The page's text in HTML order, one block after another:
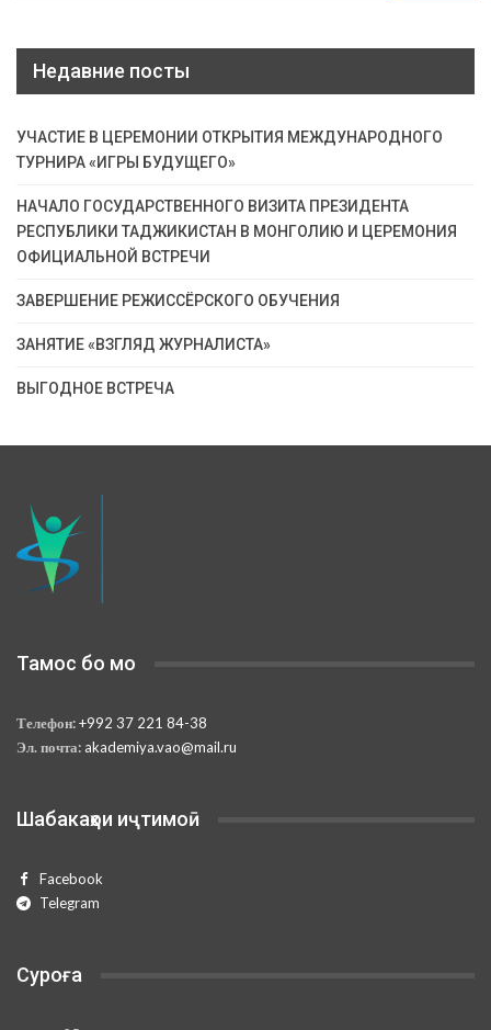
Недавние посты
УЧАСТИЕ В ЦЕРЕМОНИИ ОТКРЫТИЯ МЕЖДУНАРОДНОГО
ТУРНИРА «ИГРЫ БУДУЩЕГО»
НАЧАЛО ГОСУДАРСТВЕННОГО ВИЗИТА ПРЕЗИДЕНТА
РЕСПУБЛИКИ ТАДЖИКИСТАН В МОНГОЛИЮ И ЦЕРЕМОНИЯ
ОФИЦИАЛЬНОЙ ВСТРЕЧИ
ЗАВЕРШЕНИЕ РЕЖИССЁРСКОГО ОБУЧЕНИЯ
ЗАНЯТИЕ «ВЗГЛЯД ЖУРНАЛИСТА»
ВЫГОДНОЕ ВСТРЕЧА
Тамос бо мо
Телефон:+992 37 221 84-38
Эл. почта: akademiya.vao@mail.ru
Шабакаҳои иҷтимоӣ
Facebook
Telegram
Суроға